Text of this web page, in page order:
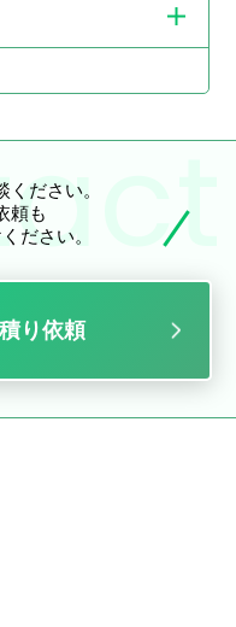
ください。
頼も
ださい。
り依頼